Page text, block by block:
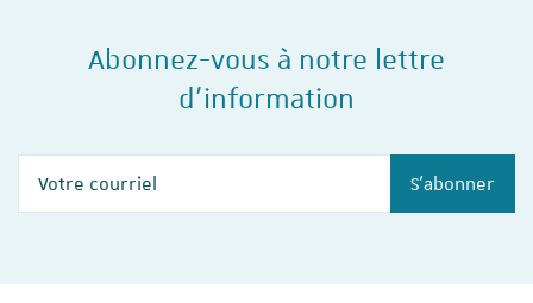
Abonnez-vous à notre lettre
d'information
S'abonner